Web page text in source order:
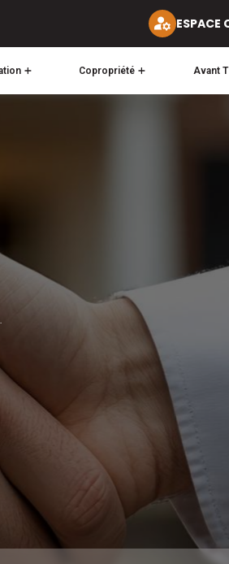
ESPACE
Copropriété Avant
?
D’AGIR
et respecter la réglementation.